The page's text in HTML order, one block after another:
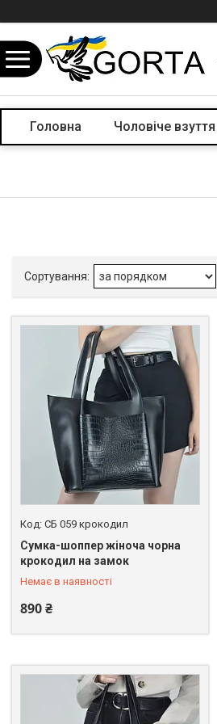
Головна Чоловіче взуття
СБ 059 крокодил
Cумка-шоппер жіноча чорна
крокодил на замок
Немає в наявності
890 ₴
+380 (67) 246-45-31